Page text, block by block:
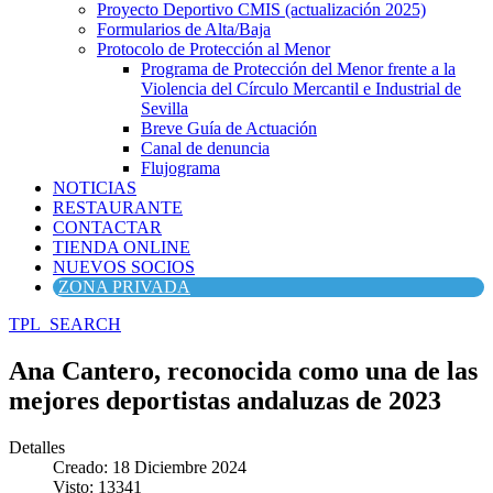
Proyecto Deportivo CMIS (actualización 2025)
Formularios de Alta/Baja
Protocolo de Protección al Menor
Programa de Protección del Menor frente a la
Violencia del Círculo Mercantil e Industrial de
Sevilla
Breve Guía de Actuación
Canal de denuncia
Flujograma
NOTICIAS
RESTAURANTE
CONTACTAR
TIENDA ONLINE
NUEVOS SOCIOS
ZONA PRIVADA
TPL_SEARCH
Ana Cantero, reconocida como una de las
mejores deportistas andaluzas de 2023
Detalles
Creado: 18 Diciembre 2024
Visto: 13341